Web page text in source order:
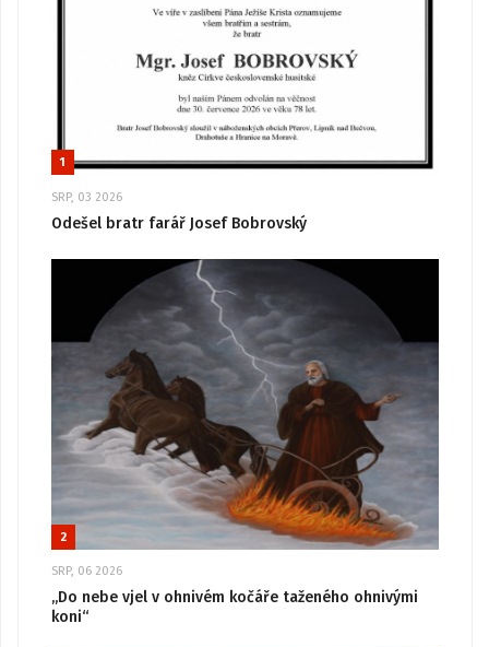
1
SRP, 03 2026
Odešel bratr farář Josef Bobrovský
2
SRP, 06 2026
„Do nebe vjel v ohnivém kočáře taženého ohnivými
koni“